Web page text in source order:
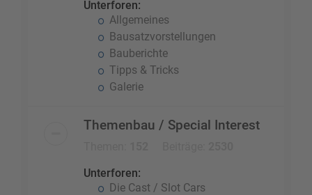
Unterforen:
Allgemeines
Bausatzvorstellungen
Bauberichte
Tipps & Tricks
Galerie
Themenbau / Special Interest
Unterforen:
Die Cast / Slot Cars